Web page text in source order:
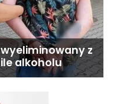
z
alkoholu